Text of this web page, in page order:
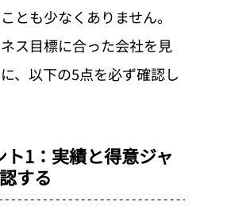
とも少なくありません。
ス目標に合った会社を見
、以下の5点を必ず確認し
ト1：実績と得意ジャ
する